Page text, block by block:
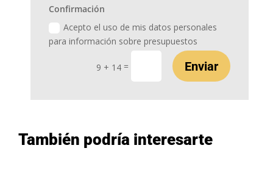
Confirmación
Acepto el uso de mis datos personales
para información sobre presupuestos
9 + 14 = Enviar
También podría interesarte